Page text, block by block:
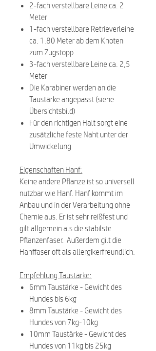
2-fach verstellbare Leine ca. 2
Meter
1-fach verstellbare Retrieverleine
ca. 1.80 Meter ab dem Knoten
zum Zugstopp
3-fach verstellbare Leine ca. 2,5
Meter
Die Karabiner werden an die
Taustärke angepasst (siehe
Übersichtsbild)
Für den richtigen Halt sorgt eine
zusätzliche feste Naht unter der
Umwickelung
Eigenschaften Hanf:
Keine andere Pflanze ist so universell
nutzbar wie Hanf. Hanf kommt im
Anbau und in der Verarbeitung ohne
Chemie aus. Er ist sehr reißfest und
gilt allgemein als die stabilste
Pflanzenfaser. Außerdem gilt die
Hanffaser oft als allergikerfreundlich.
Empfehlung Taustärke:
6mm Taustärke - Gewicht des
Hundes bis 6kg
8mm Taustärke - Gewicht des
Hundes von 7kg-10kg
10mm Taustärke - Gewicht des
Hundes von 11kg bis 25kg